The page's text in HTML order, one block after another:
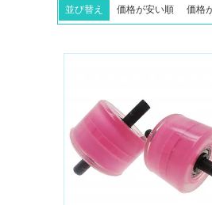
並び替え 価格が安い順 価格